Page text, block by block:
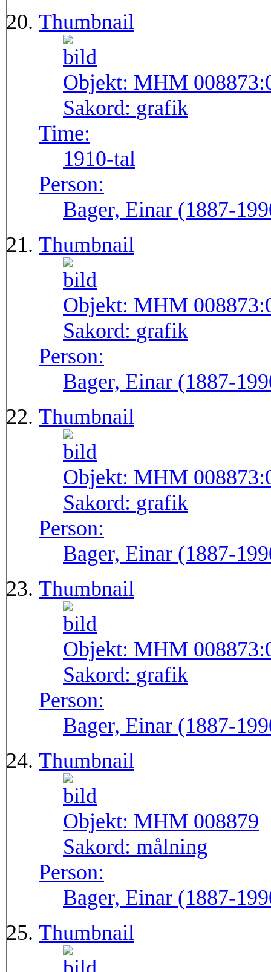
Thumbnail
Objekt: MHM
Sakord: grafik
Time:
1910-tal
Person:
Bager, Einar (1887-
Thumbnail
Objekt: MHM
Sakord: grafik
Person:
Bager, Einar (1887-
Thumbnail
Objekt: MHM
Sakord: grafik
Person:
Bager, Einar (1887-
Thumbnail
Objekt: MHM
Sakord: grafik
Person:
Bager, Einar (1887-
Thumbnail
Objekt: MHM 008879
Sakord: målning
Person:
Bager, Einar (1887-
Thumbnail